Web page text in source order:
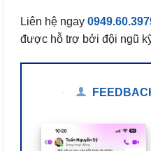
Liên hệ ngay
được hỗ trợ bởi đội ngũ